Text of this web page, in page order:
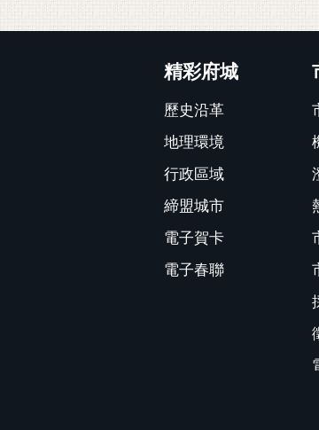
精彩府城
歷史沿革
地理環境
行政區域
締盟城市
電子賀卡
電子春聯